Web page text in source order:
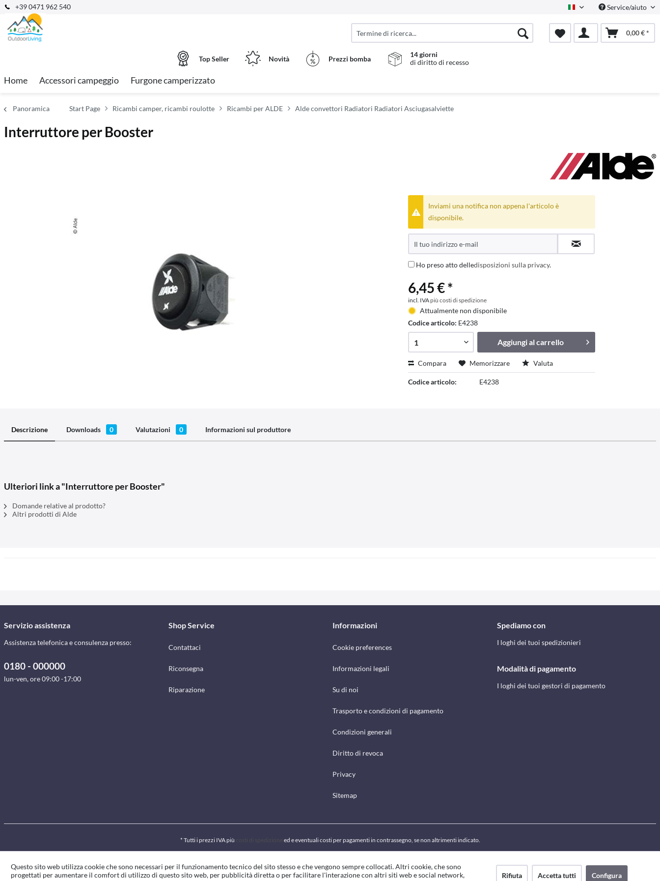
+39 0471 962 540 ItalienischService/aiuto
0,00 € *
Top Seller Novità Prezzi bomba
14 giorni
di diritto di recesso
Home Accessori campeggio Furgone camperizzato
Panoramica Start Page Ricambi camper, ricambi roulotte Ricambi per ALDE Alde convettori Radiatori Radiatori Asciugasalviette
Interruttore per Booster
Inviami una notifica non appena l'articolo è
disponibile.
Ho preso atto delledisposizioni sulla privacy.
6,45 € *
incl. IVA più costi di spedizione
Attualmente non disponibile
Codice articolo: E4238
Aggiungi alcarrello
Compara Memorizzare Valuta
Codice articolo: E4238
Descrizione Downloads 0 Valutazioni 0 Informazioni sul produttore
Ulteriori link a "Interruttore per Booster"
Domande relative al prodotto?
Altri prodotti di Alde
Servizio assistenza
Assistenza telefonica e consulenza presso:
0180 - 000000
lun-ven, ore 09:00 -17:00
Shop Service
Contattaci
Riconsegna
Riparazione
Informazioni
Cookie preferences
Informazioni legali
Su di noi
Trasporto e condizioni di pagamento
Condizioni generali
Diritto di revoca
Privacy
Sitemap
Spediamo con
I loghi dei tuoi spedizionieri
Modalità di pagamento
I loghi dei tuoi gestori di pagamento
* Tutti i prezzi IVA più ed e eventuali costi per pagamenti in contrassegno, se non altrimenti indicato.
Questo sito web utilizza cookie che sono necessari per il funzionamento tecnico del sito stesso e che vengono sempre collocati. Altri cookie, che sono
progettati per aumentare il comfort di utilizzo di questo sito web, per pubblicità diretta o per facilitare l'interazione con altri siti web e social network,
Rifiuta Accetta tutti Configura